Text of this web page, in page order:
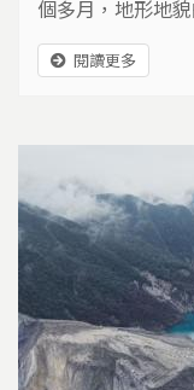
個多月，地形地
是否會再度致災
湖？這些問題需
閱讀更多